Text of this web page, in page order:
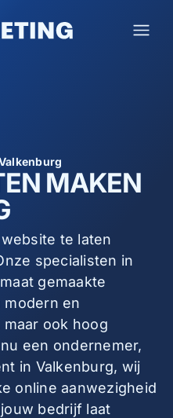
MAKEN
te laten
specialisten in
gemaakte
en
ook hoog
een ondernemer,
in Valkenburg, wij
online aanwezigheid
bedrijf laat